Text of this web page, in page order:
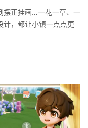
摆正挂画…一花一草、一
计，都让小镇一点点更